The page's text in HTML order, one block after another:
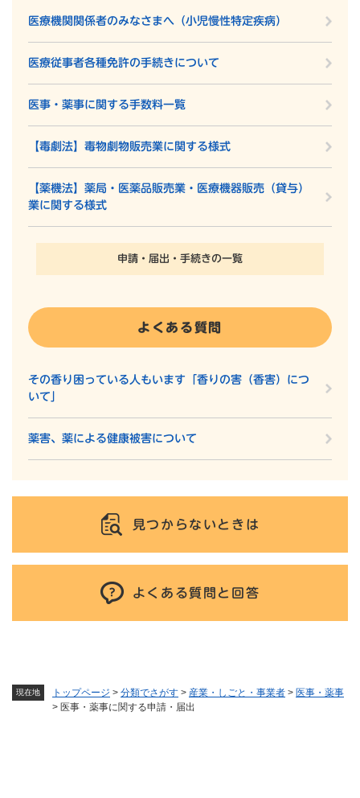
現在地 トップページ > 分類でさがす > 産業・しごと・事業者 > 医事・薬事
> 医事・薬事に関する申請・届出
医療機関関係者のみなさまへ（小児慢性特定疾病）
医療従事者各種免許の手続きについて
医事・薬事に関する手数料一覧
【毒劇法】毒物劇物販売業に関する様式
【薬機法】薬局・医薬品販売業・医療機器販売（貸与）
業に関する様式
申請・届出・手続きの一覧
よくある質問
その香り困っている人もいます「香りの害（香害）につ
いて」
薬害、薬による健康被害について
見つからないときは
よくある質問と回答